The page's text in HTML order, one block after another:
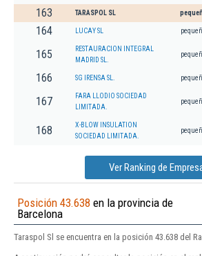
163 TARASPOL SL
164 LUCAY SL
165
RESTAURACION INTEGRAL
MADRID SL.
166 SG IRENSA SL.
167
FARA LLODIO SOCIEDAD
LIMITADA.
168
X-BLOW INSULATION
SOCIEDAD LIMITADA.
Ver Ranking de
Posición 43.638 en la provincia de
Barcelona
Taraspol Sl se encuentra en la posición 43.638 del